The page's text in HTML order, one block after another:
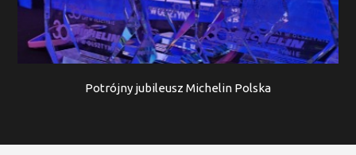
Potrójny jubileusz Michelin Polska